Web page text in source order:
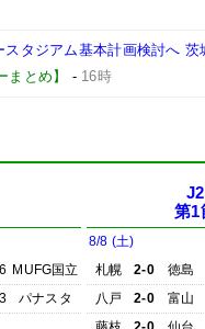
スタジアム基本計画検討へ
とめ】
- 16時
MUFG国立
パナスタ
J2
第1
8/8 (土)
札幌
2-0
徳島
八戸
2-0
富山